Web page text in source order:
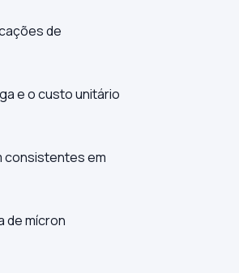
de
e o custo unitário
consistentes em
de mícron